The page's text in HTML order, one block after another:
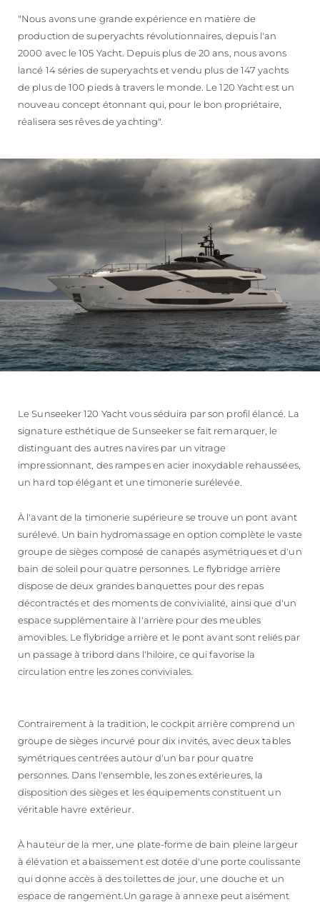
"Nous avons une grande expérience en matière de
production de superyachts révolutionnaires, depuis l'an
2000 avec le 105 Yacht. Depuis plus de 20 ans, nous avons
lancé 14 séries de superyachts et vendu plus de 147 yachts
de plus de 100 pieds à travers le monde. Le 120 Yacht est un
nouveau concept étonnant qui, pour le bon propriétaire,
réalisera ses rêves de yachting".
Le Sunseeker 120 Yacht vous séduira par son profil élancé. La
signature esthétique de Sunseeker se fait remarquer, le
distinguant des autres navires par un vitrage
impressionnant, des rampes en acier inoxydable rehaussées,
un hard top élégant et une timonerie surélevée.
À l'avant de la timonerie supérieure se trouve un pont avant
surélevé. Un bain hydromassage en option complète le vaste
groupe de sièges composé de canapés asymétriques et d'un
bain de soleil pour quatre personnes. Le flybridge arrière
dispose de deux grandes banquettes pour des repas
décontractés et des moments de convivialité, ainsi que d'un
espace supplémentaire à l'arrière pour des meubles
amovibles. Le flybridge arrière et le pont avant sont reliés par
un passage à tribord dans l'hiloire, ce qui favorise la
circulation entre les zones conviviales.
Contrairement à la tradition, le cockpit arrière comprend un
groupe de sièges incurvé pour dix invités, avec deux tables
symétriques centrées autour d'un bar pour quatre
personnes. Dans l'ensemble, les zones extérieures, la
disposition des sièges et les équipements constituent un
véritable havre extérieur.
À hauteur de la mer, une plate-forme de bain pleine largeur
à élévation et abaissement est dotée d'une porte coulissante
qui donne accès à des toilettes de jour, une douche et un
espace de rangement.Un garage à annexe peut aisément